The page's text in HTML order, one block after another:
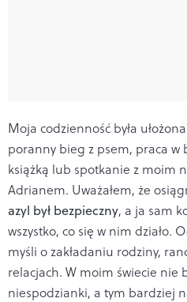
Moja codzienność była
poranny bieg z psem, praca w
książką lub spotkanie z moim
Adrianem. Uważałem, że
azyl był bezpieczny, a ja sam
wszystko, co się w nim działo.
myśli o zakładaniu rodziny,
relacjach. W moim świecie nie
niespodzianki, a tym bardziej